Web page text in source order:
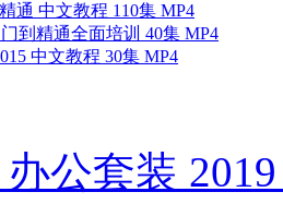
通 中文教程 110集 MP4
到精通全面培训 40集 MP4
中文教程 30集 MP4
公套装